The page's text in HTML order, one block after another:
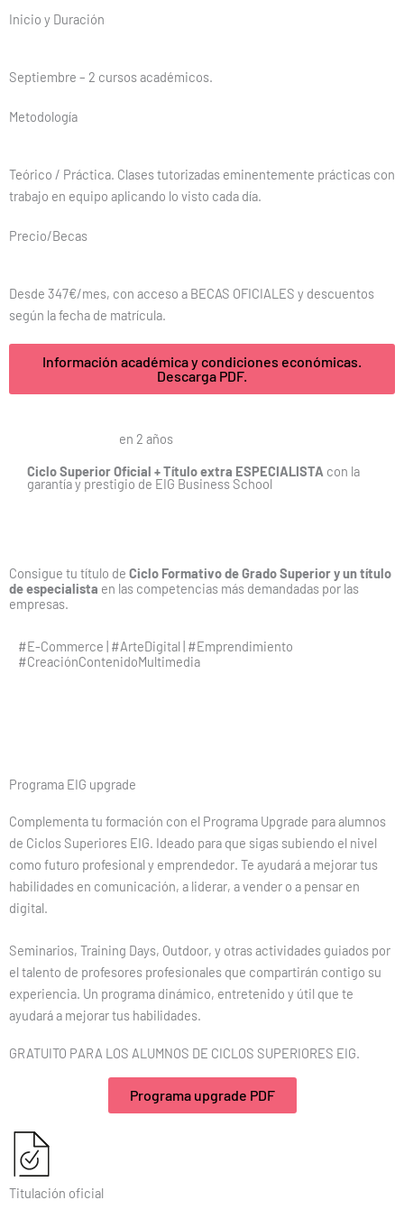
Inicio y Duración
Septiembre – 2 cursos académicos.
Metodología
Teórico / Práctica. Clases tutorizadas eminentemente prácticas con
trabajo en equipo aplicando lo visto cada día.
Precio/Becas
Desde 347€/mes, con acceso a BECAS OFICIALES y descuentos
según la fecha de matrícula.
Información académica y condiciones económicas.
Descarga PDF.
en 2 años
Ciclo Superior Oficial + Título extra ESPECIALISTA con la
garantía y prestigio de EIG Business School
Consigue tu título de Ciclo Formativo de Grado Superior y un título
de especialista en las competencias más demandadas por las
empresas.
#E-Commerce | #ArteDigital | #Emprendimiento
#CreaciónContenidoMultimedia
Programa EIG upgrade
Complementa tu formación con el Programa Upgrade para alumnos
de Ciclos Superiores EIG. Ideado para que sigas subiendo el nivel
como futuro profesional y emprendedor. Te ayudará a mejorar tus
habilidades en comunicación, a liderar, a vender o a pensar en
digital.
Seminarios, Training Days, Outdoor, y otras actividades guiados por
el talento de profesores profesionales que compartirán contigo su
experiencia. Un programa dinámico, entretenido y útil que te
ayudará a mejorar tus habilidades.
GRATUITO PARA LOS ALUMNOS DE CICLOS SUPERIORES EIG.
Programa upgrade PDF
Titulación oficial